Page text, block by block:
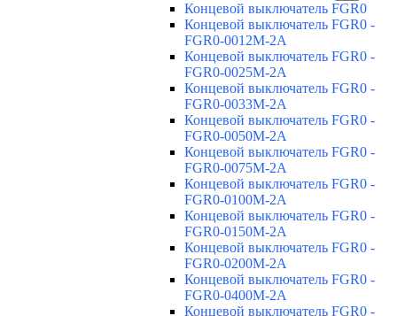
Концевой выключатель FGR0
Концевой выключатель FGR0 -
FGR0-0012M-2A
Концевой выключатель FGR0 -
FGR0-0025M-2A
Концевой выключатель FGR0 -
FGR0-0033M-2A
Концевой выключатель FGR0 -
FGR0-0050M-2A
Концевой выключатель FGR0 -
FGR0-0075M-2A
Концевой выключатель FGR0 -
FGR0-0100M-2A
Концевой выключатель FGR0 -
FGR0-0150M-2A
Концевой выключатель FGR0 -
FGR0-0200M-2A
Концевой выключатель FGR0 -
FGR0-0400M-2A
Концевой выключатель FGR0 -